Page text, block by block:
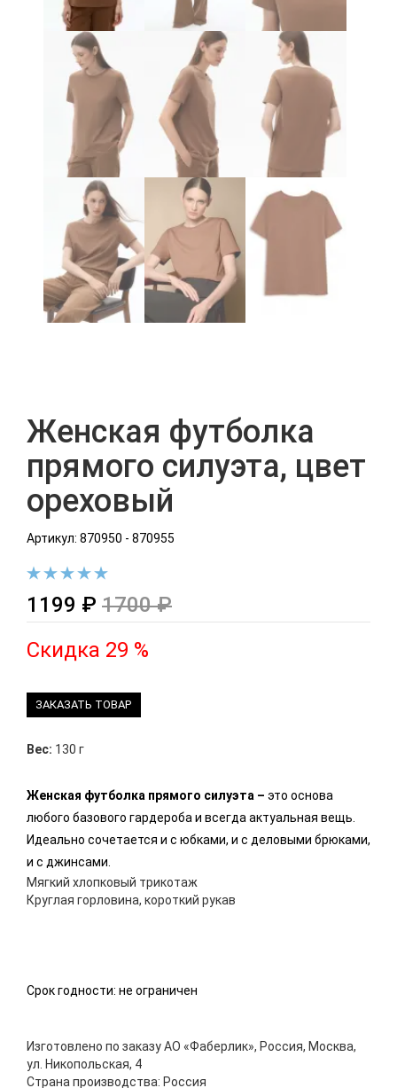
Женская футболка
прямого силуэта, цвет
ореховый
Артикул: 870950 - 870955
1199 ₽ 1700 ₽
Скидка 29 %
ЗАКАЗАТЬ ТОВАР
Вес: 130 г
Женская футболка прямого силуэта – это основа
любого базового гардероба и всегда актуальная вещь.
Идеально сочетается и с юбками, и с деловыми брюками,
и с джинсами.
Мягкий хлопковый трикотаж
Круглая горловина, короткий рукав
Срок годности: не ограничен
Изготовлено по заказу АО «Фаберлик», Россия, Москва,
ул. Никопольская, 4
Страна производства: Россия